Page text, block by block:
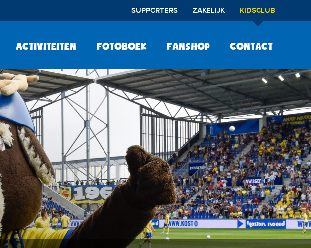
SUPPORTERS ZAKELIJK KIDSCLUB
Activiteiten Fotoboek Fanshop Contact